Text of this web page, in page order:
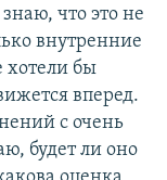
что это не
внутренние
хотели бы
вперед.
с очень
будет ли оно